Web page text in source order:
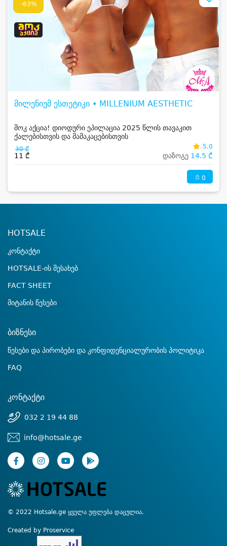
-63%
მილენიუმ ესთეტიკი • MILLENIUM AESTHETIC
შოკ აქცია! დიოდური ეპილაცია 2025 წლის თავაკით
ქალებისთვის და მამაკაცებისთვის
30 ₾
11 ₾
5.0
დაზოგე 14.5 ₾
0
HOTSALE
კონტაქტი
HOTSALE-ის შესახებ
FACT SHEET
მიტანის წესები
ბიზნესი
წესები და პირობები და კონფიდენციალურობის პოლიტიკა
FAQ
კონტაქტი
032 2 19 44 88
info@hotsale.ge
© 2022 Hotsale.ge ყველა უფლება დაცულია.
Created by Proservice